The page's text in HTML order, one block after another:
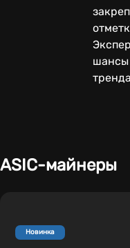
шансы
ASIC-майнеры
Новинка